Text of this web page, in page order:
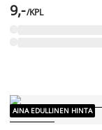
9,-/KPL
AINA EDULLINEN HINTA